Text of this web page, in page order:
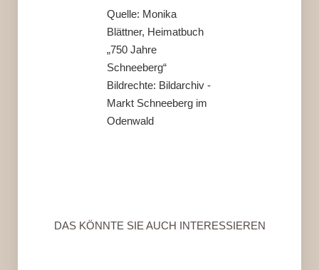
Quelle: Monika
Blättner, Heimatbuch
„750 Jahre
Schneeberg“
Bildrechte: Bildarchiv -
Markt Schneeberg im
Odenwald
DAS KÖNNTE SIE AUCH INTERESSIEREN